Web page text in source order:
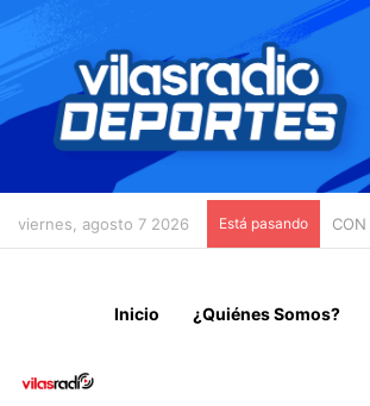
viernes, agosto 7 2026 Está pasando
Inicio ¿Quiénes Somos?